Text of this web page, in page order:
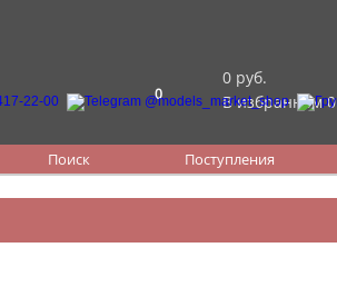
0
0 руб.
В избранном 0
Поиск Поступления